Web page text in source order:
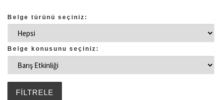
Belge türünü seçiniz:
Belge konusunu seçiniz: